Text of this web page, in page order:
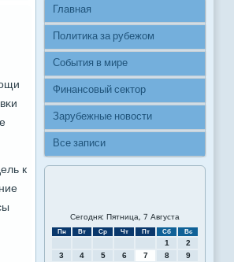
к
Главная
Политика за рубежом
События в мире
Финансовый сектор
Зарубежные новости
Все записи
Сегодня: Пятница, 7 Августа
Пн Вт Ср Чт Пт Сб Вс
1
2
3
4 5 6 7 8
9